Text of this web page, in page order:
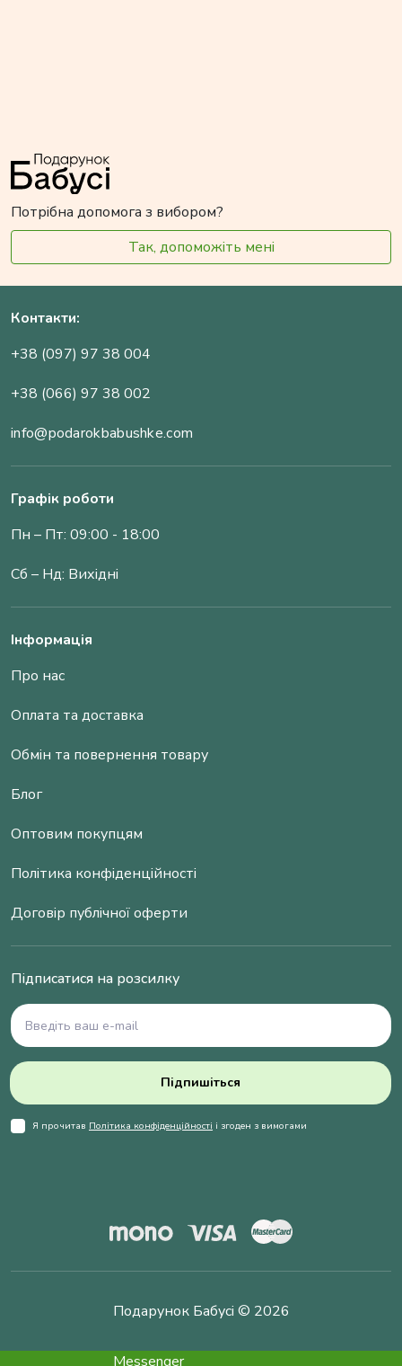
Потрібна допомога з вибором?
Так, допоможіть мені
Контакти:
+38 (097) 97 38 004
+38 (066) 97 38 002
info@podarokbabushke.com
Графік роботи
Пн – Пт: 09:00 - 18:00
Сб – Нд: Вихідні
Інформація
Про нас
Оплата та доставка
Обмін та повернення товару
Блог
Оптовим покупцям
Політика конфіденційності
Договір публічної оферти
Підписатися на розсилку
Підпишіться
Я прочитав Політика конфіденційності і згоден з вимогами
Подарунок Бабусі © 2026
Messenger